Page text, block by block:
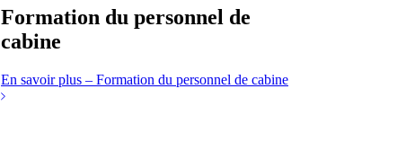
Formation du personnel de
cabine
En savoir plus – Formation du personnel de cabine